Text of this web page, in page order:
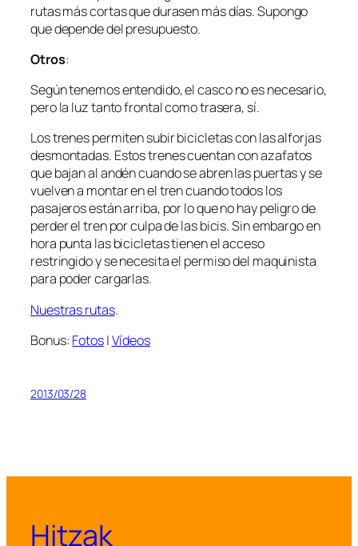
rutas más cortas que durasen más días. Supongo
que depende del presupuesto.
Otros:
Según tenemos entendido, el casco no es necesario,
pero la luz tanto frontal como trasera, sí.
Los trenes permiten subir bicicletas con las alforjas
desmontadas. Estos trenes cuentan con azafatos
que bajan al andén cuando se abren las puertas y se
vuelven a montar en el tren cuando todos los
pasajeros están arriba, por lo que no hay peligro de
perder el tren por culpa de las bicis. Sin embargo en
hora punta las bicicletas tienen el acceso
restringido y se necesita el permiso del maquinista
para poder cargarlas.
Nuestras rutas.
Bonus: Fotos|Vídeos
2013/03/28
Hitzak